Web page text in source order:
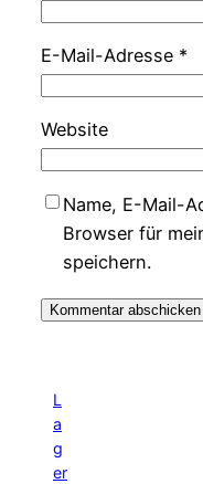
E-Mail-Adresse *
Website
Name, E-Mail-
Browser für
speichern.
L
a
g
er